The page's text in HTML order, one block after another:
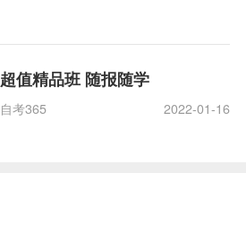
超值精品班 随报随学
自考365 2022-01-16